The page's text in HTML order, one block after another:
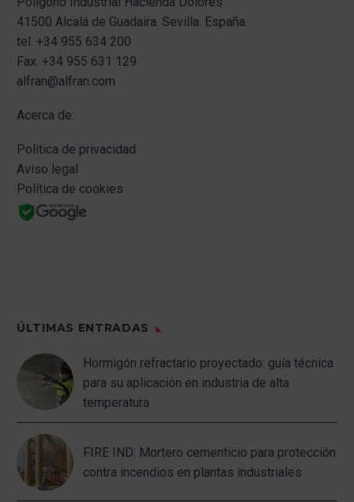
41500 Alcalá de Guadaira. Sevilla. España.
tel. +34 955 634 200
Fax. +34 955 631 129
alfran@alfran.com
Acerca de:
Politica de privacidad
Aviso legal
Política de cookies
ÚLTIMAS ENTRADAS
Hormigón refractario proyectado: guía técnica
para su aplicación en industria de alta
temperatura
FIRE IND: Mortero cementicio para protección
contra incendios en plantas industriales